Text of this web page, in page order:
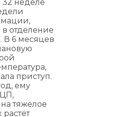
неделе
отделение
В 6 месяцев
приступ.
ему
тяжёлое